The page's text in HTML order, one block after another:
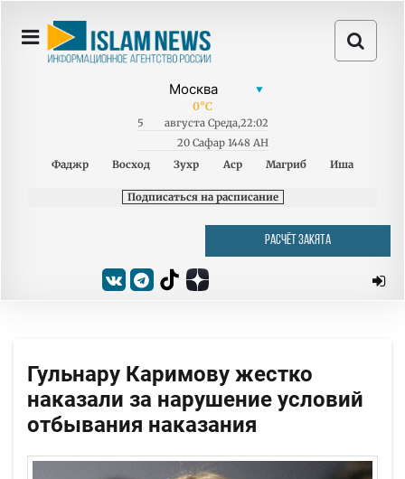
0°C
5 августа Среда,22:02
20 Сафар 1448 AH
Фаджр
Восход Зухр Аср Магриб Иша
Подписаться на расписание
РАСЧЁТ ЗАКЯТА
Гульнару Каримову жестко
наказали за нарушение условий
отбывания наказания